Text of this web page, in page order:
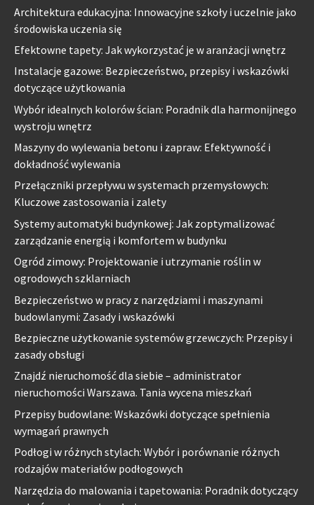
Architektura edukacyjna: Innowacyjne szkoły i uczelnie jako
środowiska uczenia się
Efektowne tapety: Jak wykorzystać je w aranżacji wnętrz
Instalacje gazowe: Bezpieczeństwo, przepisy i wskazówki
dotyczące użytkowania
Wybór idealnych kolorów ścian: Poradnik dla harmonijnego
wystroju wnętrz
Maszyny do wylewania betonu i zapraw: Efektywność i
dokładność wylewania
Przełączniki przepływu w systemach przemysłowych:
Kluczowe zastosowania i zalety
Systemy automatyki budynkowej: Jak zoptymalizować
zarządzanie energią i komfortem w budynku
Ogród zimowy: Projektowanie i utrzymanie roślin w
ogrodowych szklarniach
Bezpieczeństwo w pracy z narzędziami i maszynami
budowlanymi: Zasady i wskazówki
Bezpieczne użytkowanie systemów grzewczych: Przepisy i
zasady obsługi
Znajdź nieruchomość dla siebie – administrator
nieruchomości Warszawa. Tania wycena mieszkań
Przepisy budowlane: Wskazówki dotyczące spełnienia
wymagań prawnych
Podłogi w różnych stylach: Wybór i porównanie różnych
rodzajów materiałów podłogowych
Narzędzia do malowania i tapetowania: Poradnik dotyczący